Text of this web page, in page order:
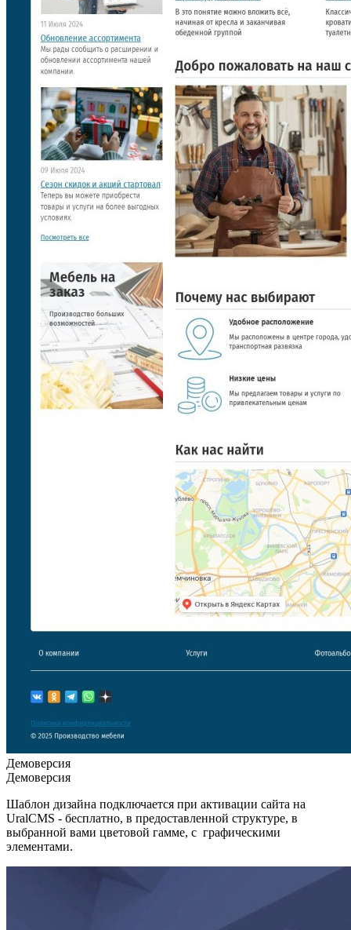
Демоверсия
Демоверсия
Шаблон дизайна подключается при активации сайта на
UralCMS - бесплатно, в предоставленной структуре, в
выбранной вами цветовой гамме, с графическими
элементами.